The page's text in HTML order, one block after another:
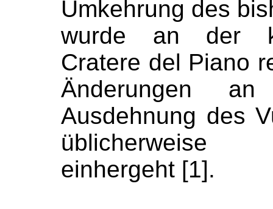
Umkehrung des
wurde an der
Cratere del Piano
Änderungen
Ausdehnung des
üblicherweise
einhergeht [1].